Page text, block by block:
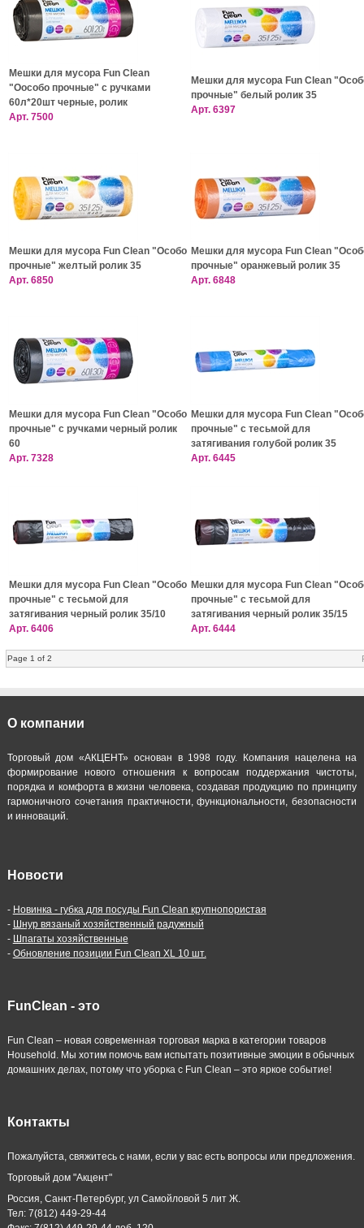
Мешки для мусора Fun Clean
"Оособо прочные" с ручками
60л*20шт черные, ролик
Арт. 7500
Мешки для мусора Fun Clean
прочные" белый ролик 35
Арт. 6397
Мешки для мусора Fun Clean "Особо
прочные" желтый ролик 35
Арт. 6850
Мешки для мусора Fun Clean
прочные" оранжевый ролик 35
Арт. 6848
Мешки для мусора Fun Clean "Особо
прочные" с ручками черный ролик
60
Арт. 7328
Мешки для мусора Fun Clean
прочные" с тесьмой для
затягивания голубой ролик 35
Арт. 6445
Мешки для мусора Fun Clean "Особо
прочные" с тесьмой для
затягивания черный ролик 35/10
Арт. 6406
Мешки для мусора Fun Clean
прочные" с тесьмой для
затягивания черный ролик 35/15
Арт. 6444
Page 1 of 2
О компании
Торговый дом «АКЦЕНТ» основан в 1998 году. Компания нацелена на
формирование нового отношения к вопросам поддержания чистоты,
порядка и комфорта в жизни человека, создавая продукцию по принципу
гармоничного сочетания практичности, функциональности, безопасности
и инноваций.
Новости
- Новинка - губка для посуды Fun Clean крупнопористая
- Шнур вязаный хозяйственный радужный
- Шпагаты хозяйственные
- Обновление позиции Fun Clean XL 10 шт.
FunClean - это
Fun Clean – новая современная торговая марка в категории товаров
Household. Мы хотим помочь вам испытать позитивные эмоции в обычных
домашних делах, потому что уборка с Fun Clean – это яркое событие!
Контакты
Пожалуйста, свяжитесь с нами, если у вас есть вопросы или предложения.
Торговый дом "Акцент"
Россия, Санкт-Петербург, ул Самойловой 5 лит Ж.
Тел: 7(812) 449-29-44